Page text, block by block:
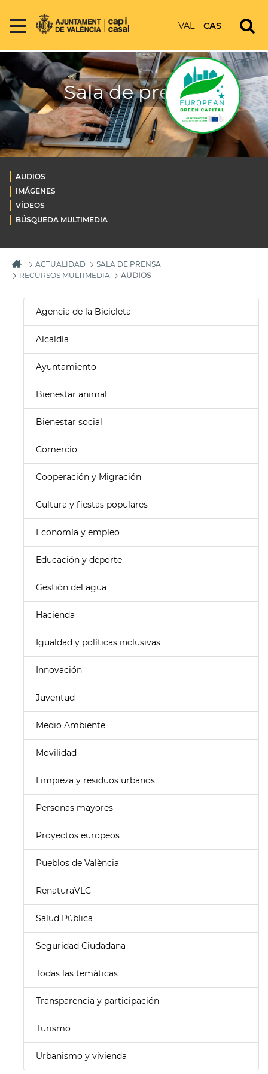
VAL CAS
Sala de prensa
AUDIOS
IMÁGENES
VÍDEOS
BÚSQUEDA MULTIMEDIA
ACTUALIDAD
SALA DE PRENSA
RECURSOS MULTIMEDIA
AUDIOS
Agencia de la Bicicleta
Alcaldía
Ayuntamiento
Bienestar animal
Bienestar social
Comercio
Cooperación y Migración
Cultura y fiestas populares
Economía y empleo
Educación y deporte
Gestión del agua
Hacienda
Igualdad y políticas inclusivas
Innovación
Juventud
Medio Ambiente
Movilidad
Limpieza y residuos urbanos
Personas mayores
Proyectos europeos
Pueblos de València
RenaturaVLC
Salud Pública
Seguridad Ciudadana
Todas las temáticas
Transparencia y participación
Turismo
Urbanismo y vivienda